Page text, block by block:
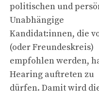
politischen und
Unabhängige
Kandidat:innen, die
(oder Freundeskreis)
empfohlen werden,
Hearing auftreten zu
dürfen. Damit wird